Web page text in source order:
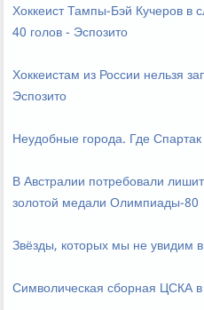
Хоккеист Тампы-Бэй Кучеров
40 голов - Эспозито
Хоккеистам из России нельзя
Эспозито
Неудобные города. Где
В Австралии потребовали
золотой медали Олимпиады-80
Звёзды, которых мы не увидим
Символическая сборная ЦСКА